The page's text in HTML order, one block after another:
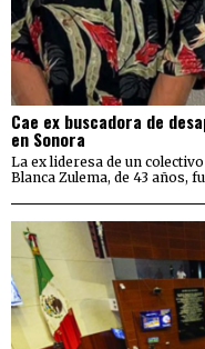
Cae ex buscadora de
en Sonora
La ex lideresa de un
Blanca Zulema, de 43 años,